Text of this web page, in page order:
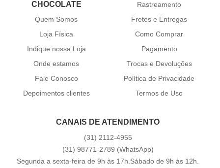
CHOCOLATE
Quem Somos
Loja Física
Indique nossa Loja
Onde estamos
Fale Conosco
Depoimentos clientes
Rastreamento
Fretes e Entregas
Como Comprar
Pagamento
Trocas e Devoluções
Política de Privacidade
Termos de Uso
CANAIS DE ATENDIMENTO
(31) 2112-4955
(31) 98771-2789 (WhatsApp)
Segunda a sexta-feira de 9h às 17h.Sábado de 9h às 12h.